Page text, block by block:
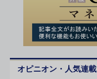
オピニオン・人気連載